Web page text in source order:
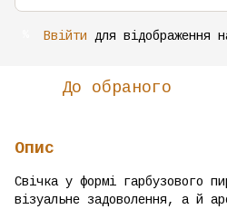
Ввійти для відображення
До обраного
Опис
Свічка у формі гарбузового
візуальне задоволення, а й